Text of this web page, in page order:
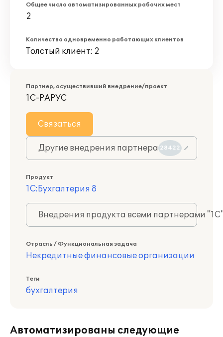
Общее число автоматизированных рабочих мест
2
Количество одновременно работающих клиентов
Толстый клиент: 2
Партнер, осуществивший внедрение/проект
1С-РАРУС
Связаться
Другие внедрения партнера 28422
Продукт
1С:Бухгалтерия 8
Внедрения продукта всеми партнерами
Отрасль / Функциональная задача
Некредитные финансовые организации
Теги
бухгалтерия
Автоматизированы следующие